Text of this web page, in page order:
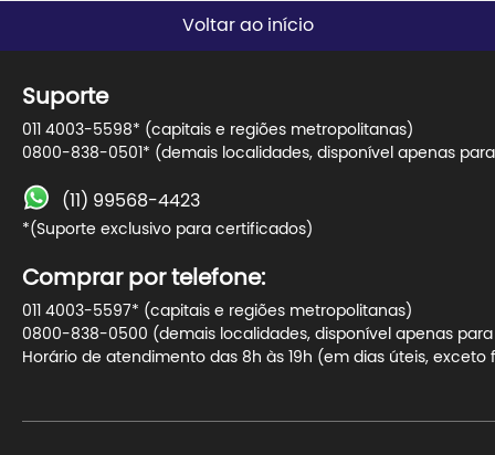
Voltar ao início
Suporte
011 4003-5598* (capitais e regiões metropolitanas)
0800-838-0501* (demais localidades, disponível apenas
(11) 99568-4423
*(Suporte exclusivo para certificados)
Comprar por telefone:
011 4003-5597* (capitais e regiões metropolitanas)
0800-838-0500 (demais localidades, disponível apenas
Horário de atendimento das 8h às 19h (em dias úteis, exceto